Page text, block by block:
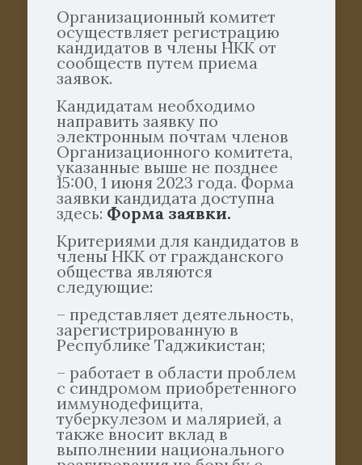
Организационный комитет
осуществляет регистрацию
кандидатов в члены НКК от
сообществ путем приема
заявок.
Кандидатам необходимо
направить заявку по
электронным почтам членов
Организационного комитета,
указанные выше не позднее
15:00, 1 июня 2023 года. Форма
заявки кандидата доступна
здесь: Форма заявки.
Критериями для кандидатов в
члены НКК от гражданского
общества являются
следующие:
– представляет деятельность,
зарегистрированную в
Республике Таджикистан;
– работает в области проблем
с синдромом приобретенного
иммунодефицита,
туберкулезом и малярией, а
также вносит вклад в
выполнении национального